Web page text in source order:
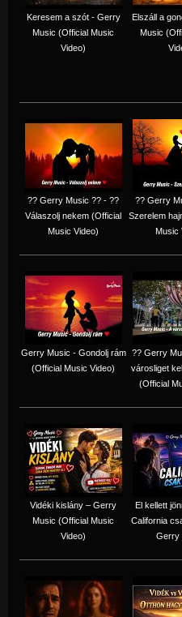
Keresem a szót - Gerry
Music (Official Music
Video)
Elszáll a
Music
?? Gerry Music ?? - ??
Válaszolj nekem (Official
Music Video)
?? Gerry
Szerelem
Music
Gerry Music - Gondolj rám
(Official Music Video)
?? Gerry
városliget
(Official
Vidéki kislány – Gerry
Music (Official Music
Video)
El kellett
California
Gerry